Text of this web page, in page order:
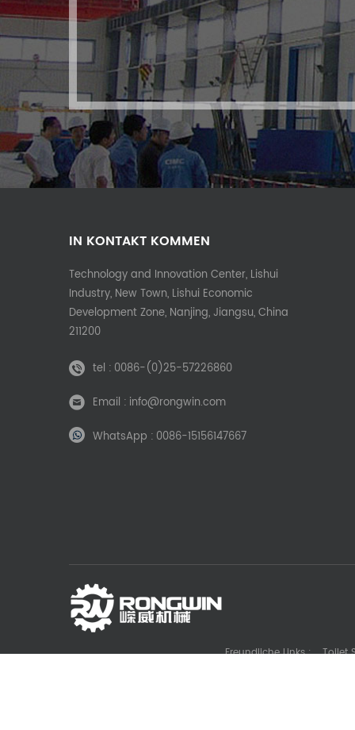
IN KONTAKT KOMMEN
Technology and Innovation Center, Lishui
Industry, New Town, Lishui Economic
Development Zone, Nanjing, Jiangsu, China
211200
tel : 0086-(0)25-57226860
Email : info@rongwin.com
WhatsApp : 0086-15156147667
Freundliche Links : Toilet